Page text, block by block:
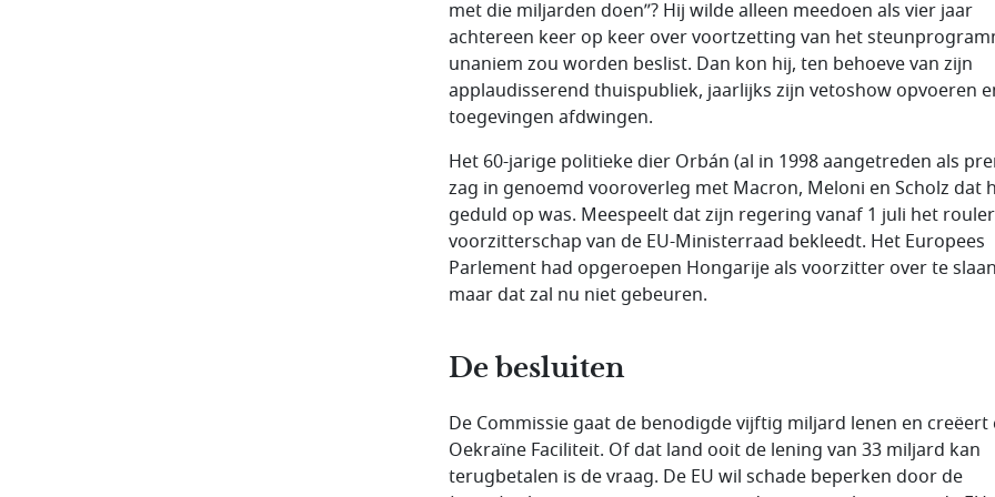
met die miljarden doen”? Hij wilde alleen meedoen als vier jaar
achtereen keer op keer over voortzetting van het
unaniem zou worden beslist. Dan kon hij, ten behoeve van zijn
applaudisserend thuispubliek, jaarlijks zijn vetoshow opvoeren
toegevingen afdwingen.
Het 60-jarige politieke dier Orbán (al in 1998 aangetreden als
zag in genoemd vooroverleg met Macron, Meloni en Scholz dat
geduld op was. Meespeelt dat zijn regering vanaf 1 juli het
voorzitterschap van de EU-Ministerraad bekleedt. Het Europees
Parlement had opgeroepen Hongarije als voorzitter over te
maar dat zal nu niet gebeuren.
De besluiten
De Commissie gaat de benodigde vijftig miljard lenen en creëert
Oekraïne Faciliteit. Of dat land ooit de lening van 33 miljard kan
terugbetalen is de vraag. De EU wil schade beperken door de